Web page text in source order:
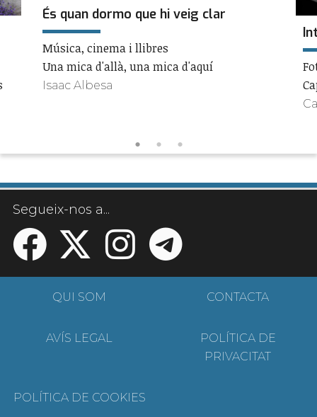
És quan dormo que hi veig clar
Música, cinema i llibres
Una mica d'allà, una mica d'aquí
Isaac Albesa
Segueix-nos a...
QUI SOM CONTACTA
AVÍS LEGAL
POLÍTICA DE
PRIVACITAT
POLÍTICA DE COOKIES